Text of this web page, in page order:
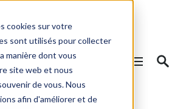
cookies sur votre
sont utilisés pour collecter
manière dont vous
site web et nous
de vous. Nous
afin d'améliorer et de